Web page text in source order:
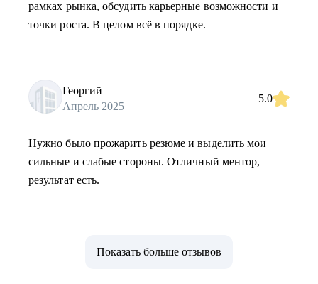
рамках рынка, обсудить карьерные возможности и
точки роста. В целом всё в порядке.
Георгий
Апрель 2025
5.0
Нужно было прожарить резюме и выделить мои
сильные и слабые стороны. Отличный ментор,
результат есть.
Показать больше отзывов